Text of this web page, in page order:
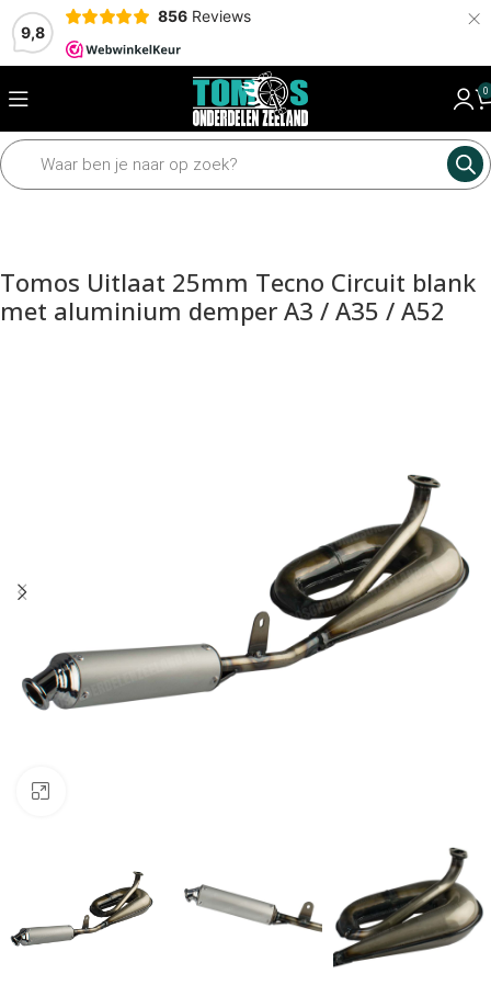
9,8
856 Reviews ×
0
Home Motordelen Uitlaat Uitlaten
Tomos Uitlaat 25mm Tecno Circuit blank
met aluminium demper A3 / A35 / A52